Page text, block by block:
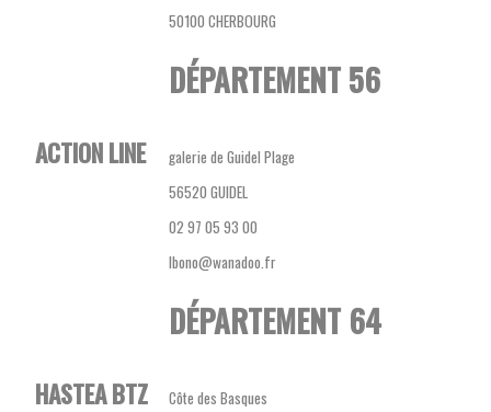
50100 CHERBOURG
DÉPARTEMENT 56
ACTION LINE
galerie de Guidel Plage
56520 GUIDEL
02 97 05 93 00
lbono@wanadoo.fr
DÉPARTEMENT 64
HASTEA BTZ
Côte des Basques